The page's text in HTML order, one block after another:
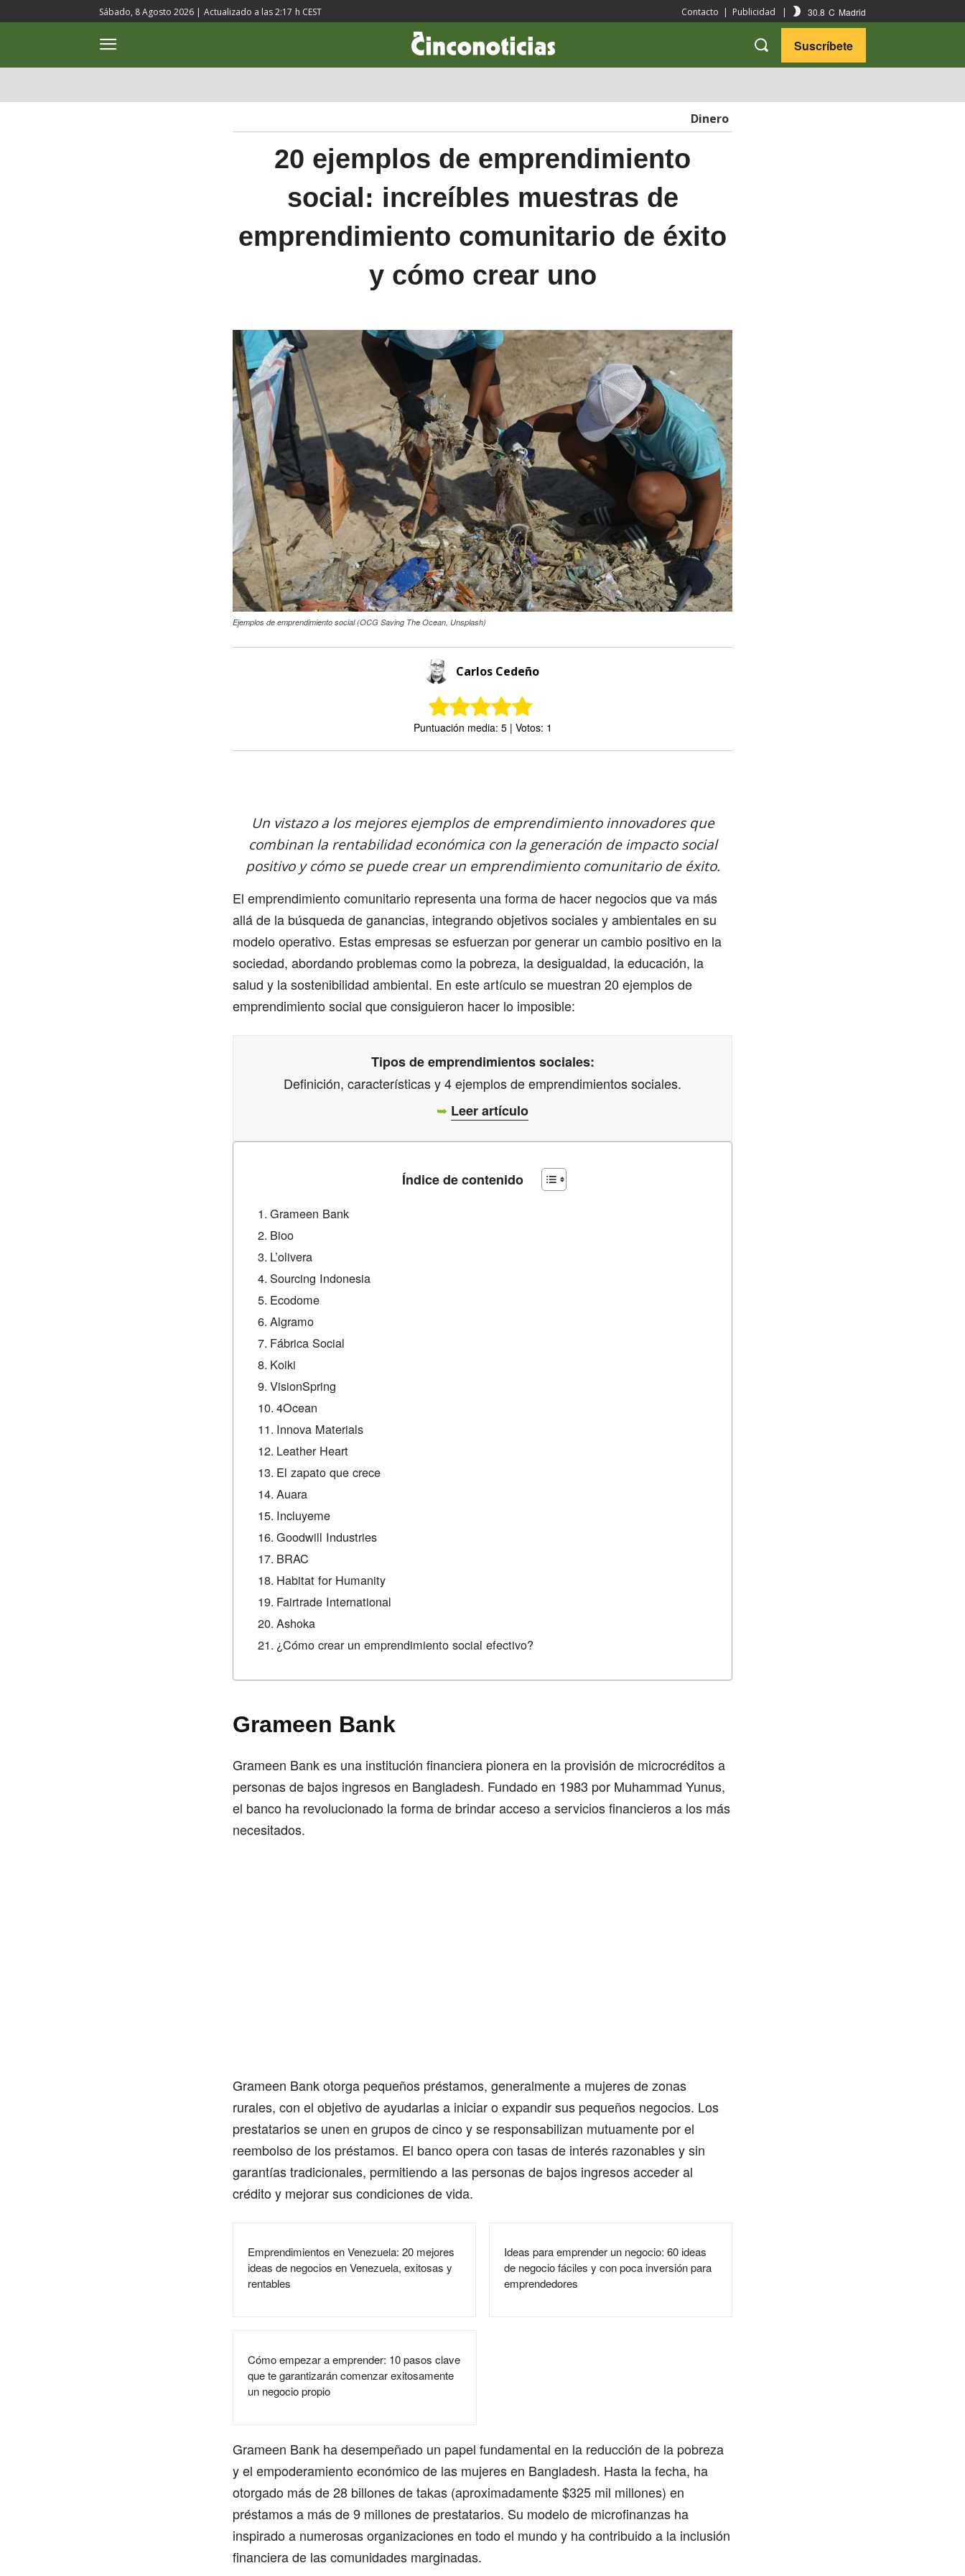
Sábado, 8 Agosto 2026 | Actualizado a las2:17 h CEST Contacto | Publicidad | 30.8 C Madrid
Suscríbete
Dinero
20 ejemplos de emprendimiento
social: increíbles muestras de
emprendimiento comunitario de éxito
y cómo crear uno
Ejemplos de emprendimiento social (OCG Saving The Ocean, Unsplash)
Carlos Cedeño
Puntuación media: 5 | Votos: 1
Un vistazo a los mejores ejemplos de emprendimiento innovadores que
combinan la rentabilidad económica con la generación de impacto social
positivo y cómo se puede crear un emprendimiento comunitario de éxito.
El emprendimiento comunitario representa una forma de hacer negocios que va más
allá de la búsqueda de ganancias, integrando objetivos sociales y ambientales en su
modelo operativo. Estas empresas se esfuerzan por generar un cambio positivo en la
sociedad, abordando problemas como la pobreza, la desigualdad, la educación, la
salud y la sostenibilidad ambiental. En este artículo se muestran 20 ejemplos de
emprendimiento social que consiguieron hacer lo imposible:
Tipos de emprendimientos sociales:
Definición, características y 4 ejemplos de emprendimientos sociales.
➥ Leer artículo
Índice de contenido
Grameen Bank
Bioo
L’olivera
Sourcing Indonesia
Ecodome
Algramo
Fábrica Social
Koiki
VisionSpring
4Ocean
Innova Materials
Leather Heart
El zapato que crece
Auara
Incluyeme
Goodwill Industries
BRAC
Habitat for Humanity
Fairtrade International
Ashoka
¿Cómo crear un emprendimiento social efectivo?
Grameen Bank
Grameen Bank es una institución financiera pionera en la provisión de microcréditos a
personas de bajos ingresos en Bangladesh. Fundado en 1983 por Muhammad Yunus,
el banco ha revolucionado la forma de brindar acceso a servicios financieros a los más
necesitados.
Grameen Bank otorga pequeños préstamos, generalmente a mujeres de zonas
rurales, con el objetivo de ayudarlas a iniciar o expandir sus pequeños negocios. Los
prestatarios se unen en grupos de cinco y se responsabilizan mutuamente por el
reembolso de los préstamos. El banco opera con tasas de interés razonables y sin
garantías tradicionales, permitiendo a las personas de bajos ingresos acceder al
crédito y mejorar sus condiciones de vida.
Emprendimientos en Venezuela: 20 mejores
ideas de negocios en Venezuela, exitosas y
rentables
Ideas para emprender un negocio: 60 ideas
de negocio fáciles y con poca inversión para
emprendedores
Cómo empezar a emprender: 10 pasos clave
que te garantizarán comenzar exitosamente
un negocio propio
Grameen Bank ha desempeñado un papel fundamental en la reducción de la pobreza
y el empoderamiento económico de las mujeres en Bangladesh. Hasta la fecha, ha
otorgado más de 28 billones de takas (aproximadamente $325 mil millones) en
préstamos a más de 9 millones de prestatarios. Su modelo de microfinanzas ha
inspirado a numerosas organizaciones en todo el mundo y ha contribuido a la inclusión
financiera de las comunidades marginadas.